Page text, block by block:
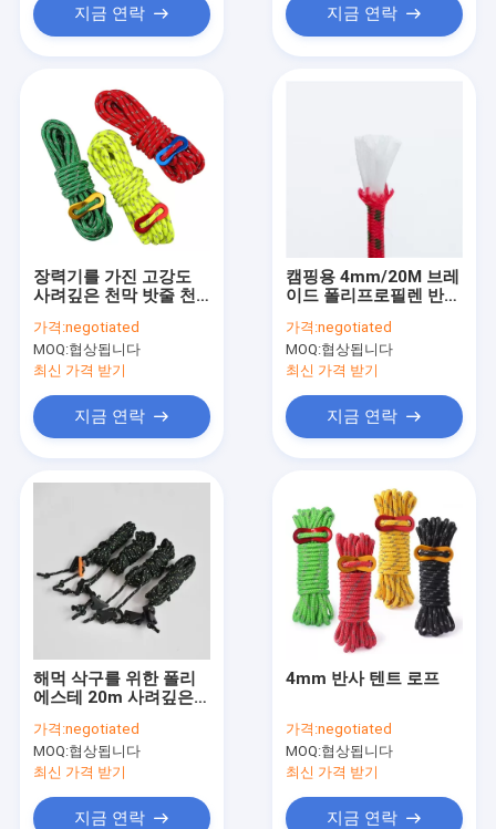
지금 연락 지금 연락
장력기를 가진 고강도
사려깊은 천막 밧줄 천
50ft
가격:negotiated
MOQ:협상됩니다
최신 가격 받기
지금 연락
캠핑용 4mm/20M 브레
이드 폴리프로필렌 반사
가격:negotiated
MOQ:협상됩니다
최신 가격 받기
지금 연락
해먹 삭구를 위한 폴리
에스테 20m 사려깊은
코드
가격:negotiated
MOQ:협상됩니다
최신 가격 받기
지금 연락
4mm 반사 텐트 로프
가격:negotiated
MOQ:협상됩니다
최신 가격 받기
지금 연락